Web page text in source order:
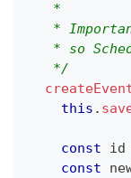
   *
*
* so
   */
this .
const id
const